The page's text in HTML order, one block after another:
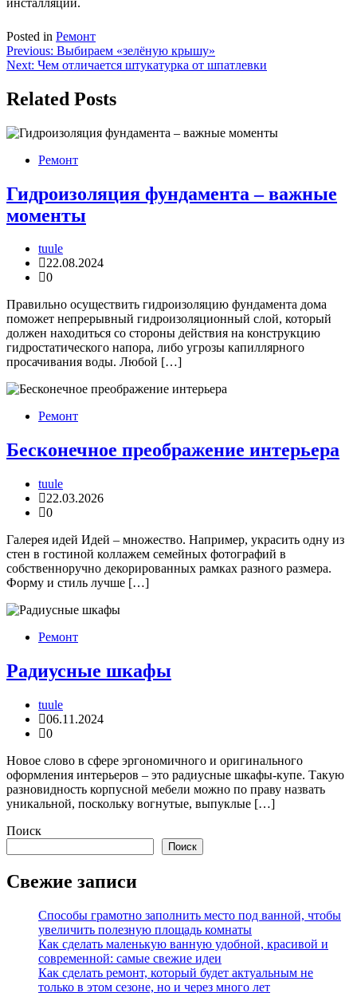
Posted in Ремонт
Навигация
по
записям
Previous: Выбираем «зелёную крышу»
Next: Чем отличается штукатурка от шпатлевки
Related Posts
Ремонт
Гидроизоляция фундамента – важные
моменты
tuule
22.08.2024
0
Правильно осуществить гидроизоляцию фундамента дома
поможет непрерывный гидроизоляционный слой, который
должен находиться со стороны действия на конструкцию
гидростатического напора, либо угрозы капиллярного
просачивания воды. Любой […]
Ремонт
Бесконечное преображение интерьера
tuule
22.03.2026
0
Галерея идей Идей – множество. Например, украсить одну из
стен в гостиной коллажем семейных фотографий в
собственноручно декорированных рамках разного размера.
Форму и стиль лучше […]
Ремонт
Радиусные шкафы
tuule
06.11.2024
0
Новое слово в сфере эргономичного и оригинального
оформления интерьеров – это радиусные шкафы-купе. Такую
разновидность корпусной мебели можно по праву назвать
уникальной, поскольку вогнутые, выпуклые […]
Поиск
Поиск
Свежие записи
Способы грамотно заполнить место под ванной, чтобы
увеличить полезную площадь комнаты
Как сделать маленькую ванную удобной, красивой и
современной: самые свежие идеи
Как сделать ремонт, который будет актуальным не
только в этом сезоне, но и через много лет